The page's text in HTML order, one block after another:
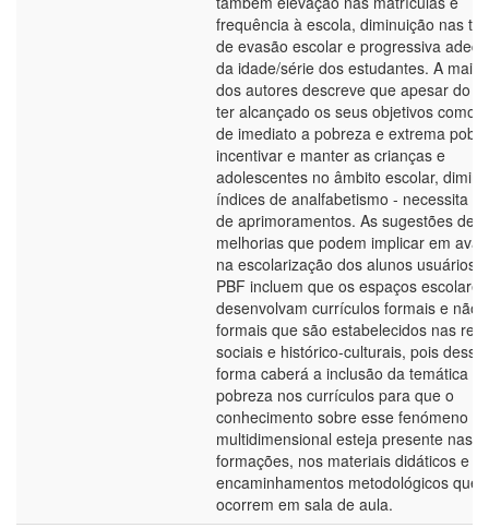
frequência à escola, diminuição nas
de evasão escolar e progressiva
da idade/série dos estudantes. A
dos autores descreve que apesar do
ter alcançado os seus objetivos como
de imediato a pobreza e extrema
incentivar e manter as crianças e
adolescentes no âmbito escolar,
índices de analfabetismo - necessita
de aprimoramentos. As sugestões de
melhorias que podem implicar em
na escolarização dos alunos usuários
PBF incluem que os espaços escolares
desenvolvam currículos formais e não
formais que são estabelecidos nas
sociais e histórico-culturais, pois dessa
forma caberá a inclusão da temática da
pobreza nos currículos para que o
conhecimento sobre esse fenómeno
multidimensional esteja presente nas
formações, nos materiais didáticos e
encaminhamentos metodológicos que
ocorrem em sala de aula.